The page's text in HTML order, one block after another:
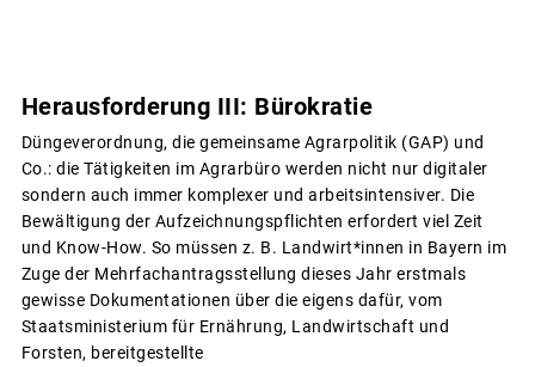
Herausforderung III: Bürokratie
Düngeverordnung, die gemeinsame Agrarpolitik (GAP) und
Co.: die Tätigkeiten im Agrarbüro werden nicht nur digitaler
sondern auch immer komplexer und arbeitsintensiver. Die
Bewältigung der Aufzeichnungspflichten erfordert viel Zeit
und Know-How. So müssen z. B. Landwirt*innen in Bayern im
Zuge der Mehrfachantragsstellung dieses Jahr erstmals
gewisse Dokumentationen über die eigens dafür, vom
Staatsministerium für Ernährung, Landwirtschaft und
Forsten, bereitgestellte